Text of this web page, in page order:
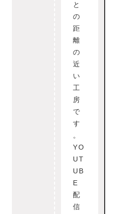
と
の
距
離
の
近
い
工
房
で
す
。
YO
UT
UB
E
配
信